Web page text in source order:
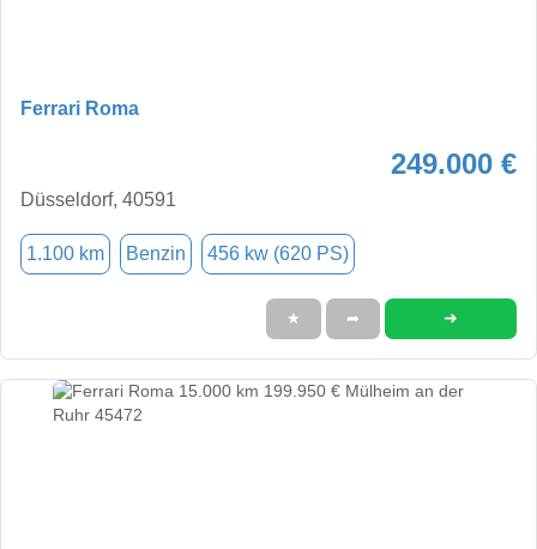
Ferrari Roma
249.000 €
Düsseldorf, 40591
1.100 km Benzin 456 kw (620 PS)
★ ➦ ➜